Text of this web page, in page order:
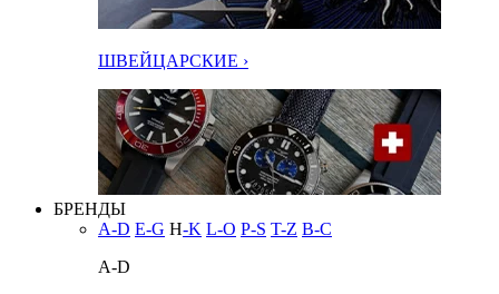
ШВЕЙЦАРСКИЕ ›
БРЕНДЫ
A-D E-G H-K L-O P-S T-Z В-С
A-D